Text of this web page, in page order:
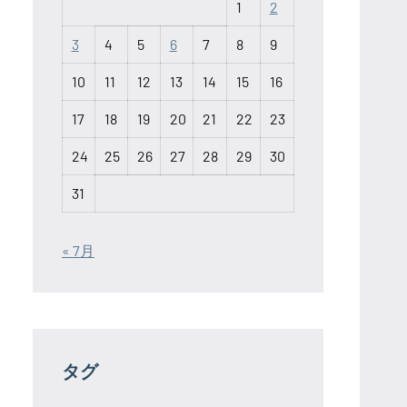
1 2
3 4 5 6 7 8 9
10 11 12 13 14 15 16
17 18 19 20 21 22 23
24 25 26 27 28 29 30
31
« 7月
タグ